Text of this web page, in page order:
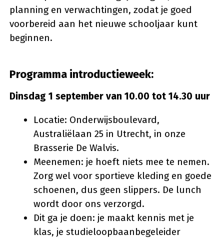
planning en verwachtingen, zodat je goed
voorbereid aan het nieuwe schooljaar kunt
beginnen.
Programma introductieweek:
Dinsdag 1 september van 10.00 tot 14.30 uur
Locatie: Onderwijsboulevard,
Australiëlaan 25 in Utrecht, in onze
Brasserie De Walvis.
Meenemen: je hoeft niets mee te nemen.
Zorg wel voor sportieve kleding en goede
schoenen, dus geen slippers. De lunch
wordt door ons verzorgd.
Dit ga je doen: je maakt kennis met je
klas, je studieloopbaanbegeleider